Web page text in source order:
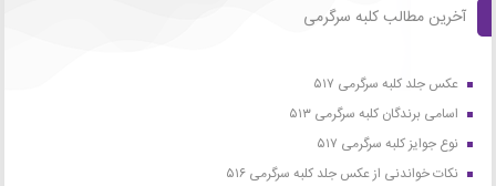
آخرین مطالب کلبه سرگرمی
عکس جلد کلبه سرگرمی ۵۱۷
اسامی برندگان کلبه سرگرمی ۵۱۳
نوع جوایز کلبه سرگرمی ۵۱۷
نکات خواندنی از عکس جلد کلبه سرگرمی ۵۱۶